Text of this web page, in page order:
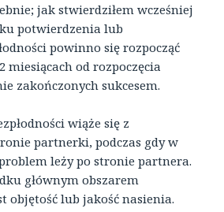
jak stwierdziłem wcześniej
potwierdzenia lub
powinno się rozpocząć
miesiącach od rozpoczęcia
zakończonych sukcesem.
wiąże się z
partnerki, podczas gdy w
leży po stronie partnera.
głównym obszarem
objętość lub jakość nasienia.